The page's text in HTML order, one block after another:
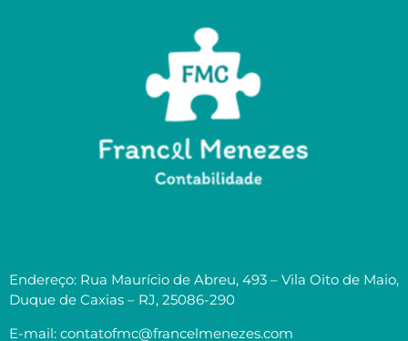
Endereço: Rua Maurício de Abreu, 493 – Vila Oito de Maio,
Duque de Caxias – RJ, 25086-290
E-mail: contatofmc@francelmenezes.com